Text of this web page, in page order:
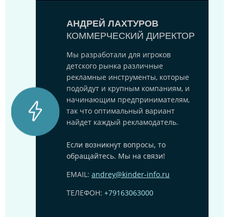
АНДРЕЙ ЛАХТУРОВ
КОММЕРЧЕСКИЙ ДИРЕКТОР
Мы разработали для игроков
детского рынка различные
рекламные инструменты, которые
подойдут и крупным компаниям, и
начинающим предпринимателям,
так что оптимальный вариант
найдет каждый рекламодатель.
Если возникнут вопросы, то
обращайтесь. Мы на связи!
EMAIL: andrey@kinder-info.ru
ТЕЛЕФОН: +79163063000